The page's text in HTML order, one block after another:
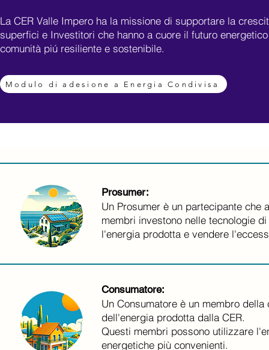
La CER Valle Impero ha la missione di supportare la
superfici e Investitori che hanno a cuore il futuro
comunità piú resiliente e sostenibile.
Modulo di adesione a Energia Condivisa
Prosumer:
Un Prosumer è un partecipante che
membri investono nelle tecnologie
l'energia prodotta e vendere
Consumatore:
Un Consumatore è un membro
dell'energia prodotta dalla CER.
Questi membri possono utilizzare
energetiche più convenienti.